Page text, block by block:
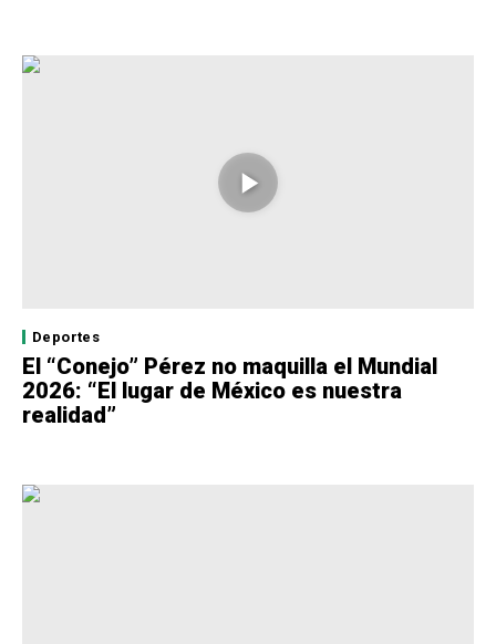
Deportes
El “Conejo” Pérez no maquilla el Mundial
2026: “El lugar de México es nuestra
realidad”